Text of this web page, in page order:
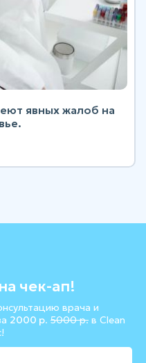
явных жалоб на
чек-ап!
врача и
2000 р. 5000р. в Clean